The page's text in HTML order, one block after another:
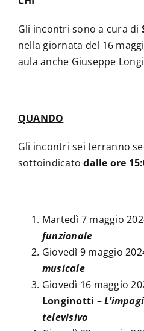
Gli incontri sono a cura di
nella giornata del 16
aula anche Giuseppe
QUANDO
Gli incontri sei terranno
sottoindicatodalle ore
Martedì 7 maggio
funzionale
Giovedì 9 maggio
musicale
Giovedì 16 maggio
Longinotti –
televisivo